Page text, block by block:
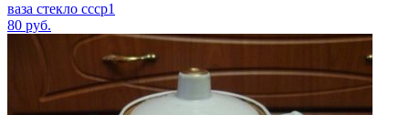
ваза стекло ссср1
80 руб.